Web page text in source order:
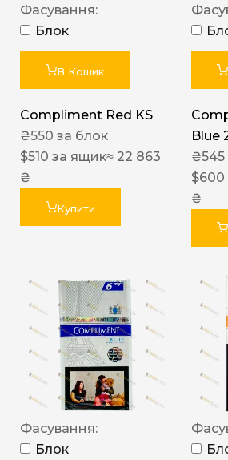
Фасування:
Блок
В Кошик
Compliment Red KS
₴550 за блок
$510 за ящик≈ 22 863
₴
Купити
Blue
₴545
$600
₴
Фасування:
Блок